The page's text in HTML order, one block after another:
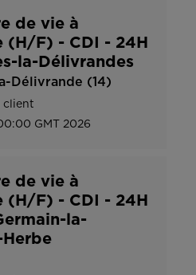
de vie à
(H/F) - CDI - 24H
la-Délivrandes
Délivrande (14)
client
GMT 2026
de vie à
(H/F) - CDI - 24H
la-
Herbe